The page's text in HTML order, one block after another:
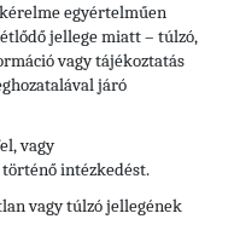
egyértelműen
jellege miatt – túlzó,
vagy tájékoztatás
járó
vagy
intézkedést.
vagy túlzó jellegének